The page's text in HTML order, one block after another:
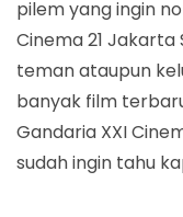
pilem yang ingin
Cinema 21
teman ataupun
banyak film
Gandaria XXI
sudah ingin tahu